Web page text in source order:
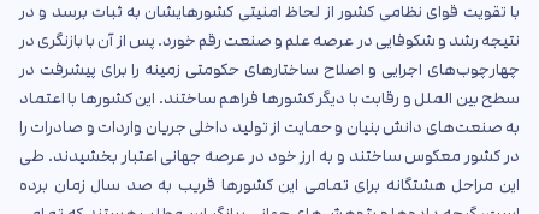
با تقویت قوای نظامی کشور از لحاظ امنیتی کشورهایشان به ثبات برسد و در
نتیجه رشد و شکوفایی در عرصه علم و صنعت رقم خورد. پس از آن با بازنگری در
چهارچوب‌های اجرایی و اصلاح ساختارهای حکومتی زمینه را برای پیشرفت در
سطح بین الملل و رقابت با دیگر کشورها فراهم ساختند. این کشورها با اعتماد
به صنعت‌های دانش بنیان و حمایت از تولید داخلی جریان واردات و صادرات را
در کشور معکوس ساختند و به ارز خود در عرصه جهانی اعتبار بخشیدند. طی
این مراحل هشتگانه برای تمامی این کشورها قریب به صد سال زمان برده